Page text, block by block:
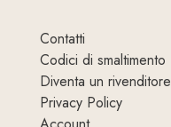
Contatti
Codici di smaltimento
Diventa un rivenditore
Privacy Policy